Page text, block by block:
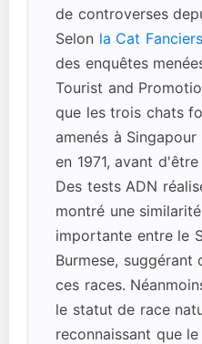
de controverses
Selon la Cat
des enquêtes
Tourist and
que les trois chats
amenés à
en 1971, avant
Des tests ADN
montré une
importante entre le
Burmese, suggérant
ces races.
le statut de race
reconnaissant que